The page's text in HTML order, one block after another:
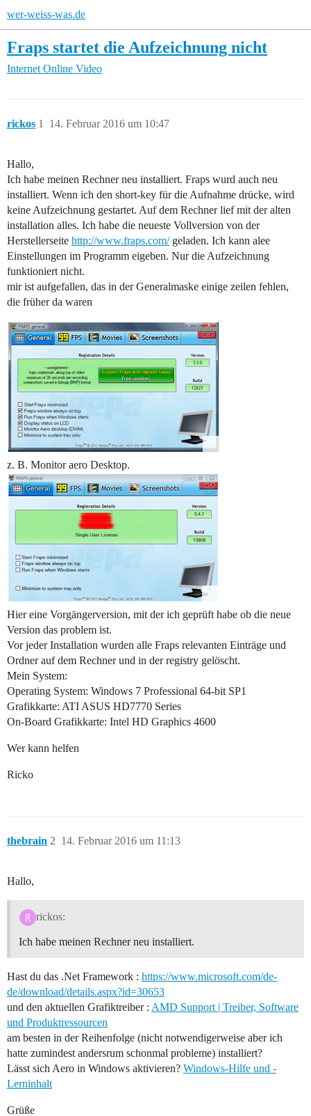
wer-weiss-was.de
Fraps startet die Aufzeichnung nicht
Internet Online Video
rickos 14. Februar 2016 um 10:47
1
Hallo,
Ich habe meinen Rechner neu installiert. Fraps wurd auch neu
installiert. Wenn ich den short-key für die Aufnahme drücke, wird
keine Aufzeichnung gestartet. Auf dem Rechner lief mit der alten
installation alles. Ich habe die neueste Vollversion von der
Herstellerseite http://www.fraps.com/geladen. Ich kann alee
Einstellungen im Programm eigeben. Nur die Aufzeichnung
funktioniert nicht.
mir ist aufgefallen, das in der Generalmaske einige zeilen fehlen,
die früher da waren
z. B. Monitor aero Desktop.
Hier eine Vorgängerversion, mit der ich geprüft habe ob die neue
Version das problem ist.
Vor jeder Installation wurden alle Fraps relevanten Einträge und
Ordner auf dem Rechner und in der registry gelöscht.
Mein System:
Operating System: Windows 7 Professional 64-bit SP1
Grafikkarte: ATI ASUS HD7770 Series
On-Board Grafikkarte: Intel HD Graphics 4600
Wer kann helfen
Ricko
thebrain 14. Februar 2016 um 11:13
2
Hallo,
rickos:
Ich habe meinen Rechner neu installiert.
Hast du das .Net Framework : https://www.microsoft.com/de-
de/download/details.aspx?id=30653
und den aktuellen Grafiktreiber : AMD Support | Treiber, Software
und Produktressourcen
am besten in der Reihenfolge (nicht notwendigerweise aber ich
hatte zumindest andersrum schonmal probleme) installiert?
Lässt sich Aero in Windows aktivieren? Windows-Hilfe und -
Lerninhalt
Grüße